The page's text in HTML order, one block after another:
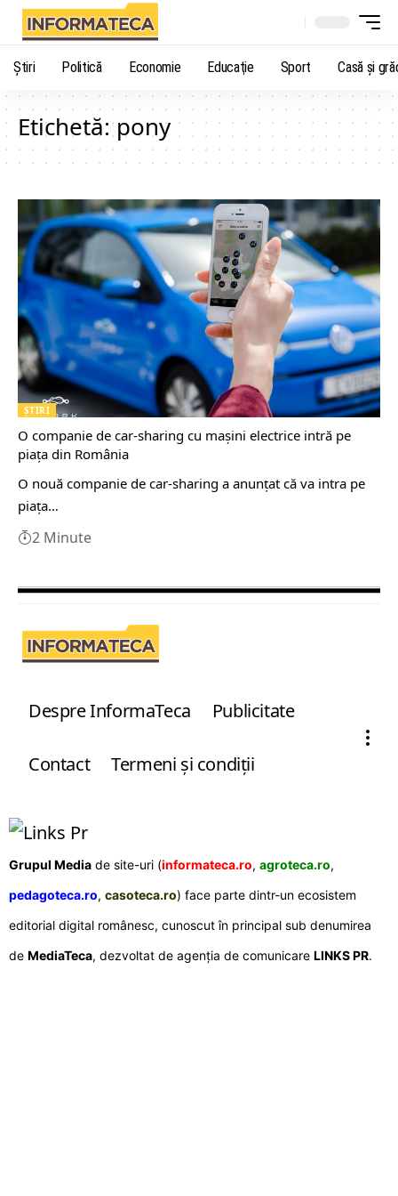
Știri Politică Economie Educaţie Sport Casă şi
Etichetă:pony
ȘTIRI
O companie de car-sharing cu maşini electrice intră pe
piaţa din România
O nouă companie de car-sharing a anunţat că va intra pe
piaţa…
2 Minute
Despre InformaTeca Publicitate
Contact Termeni şi condiţii
Grupul Media de site-uri (informateca.ro, agroteca.ro,
pedagoteca.ro, casoteca.ro) face parte dintr-un ecosistem
editorial digital românesc, cunoscut în principal sub denumirea
de MediaTeca, dezvoltat de agenția de comunicare LINKS PR.